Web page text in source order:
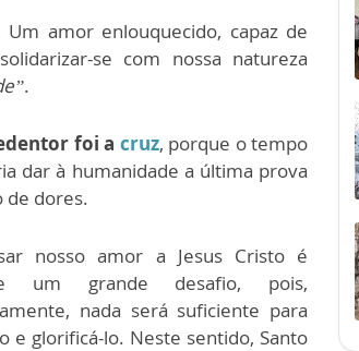
Um amor enlouquecido, capaz de
se com nossa natureza
.
foi a cruz, porque o tempo
dar à humanidade a última prova
de dores.
nosso amor a Jesus Cristo é
um grande desafio, pois,
nada será suficiente para
e glorificá-lo. Neste sentido, Santo